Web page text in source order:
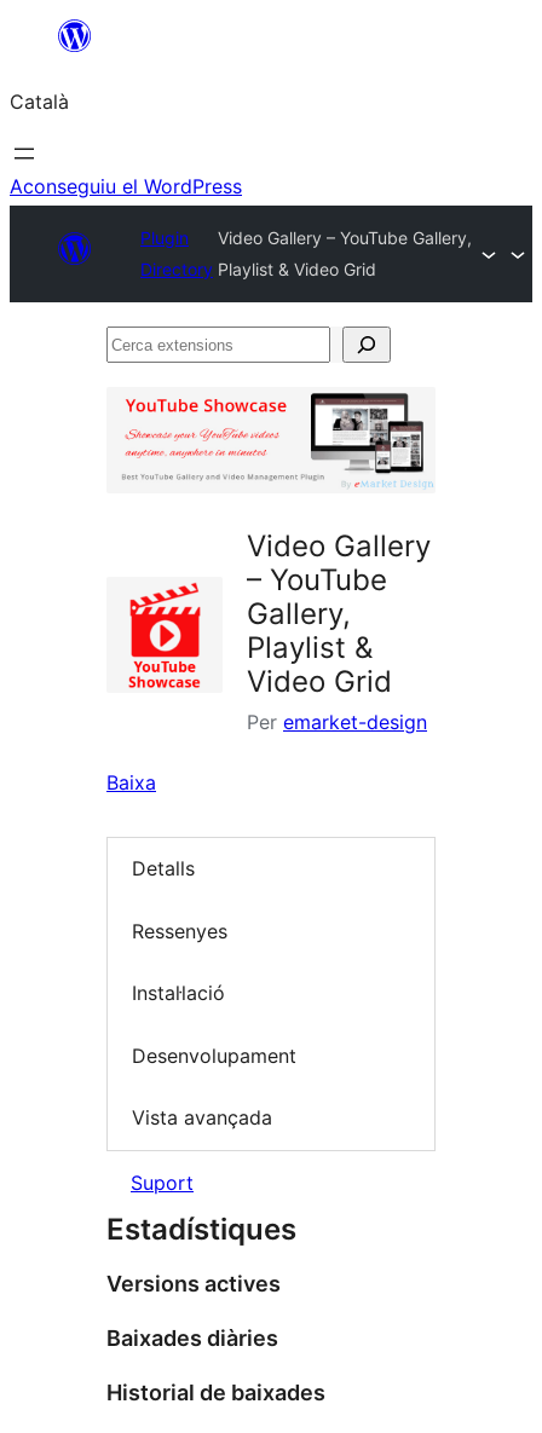
contingut
Català
Aconseguiu el WordPress
Plugin
Directory
Video Gallery – YouTube Gallery,
Playlist & Video Grid
Cerca
Video Gallery
– YouTube
Gallery,
Playlist &
Video Grid
Per emarket-design
Baixa
Detalls
Ressenyes
Instal·lació
Desenvolupament
Vista avançada
Suport
Estadístiques
Versions actives
Baixades diàries
Historial de baixades